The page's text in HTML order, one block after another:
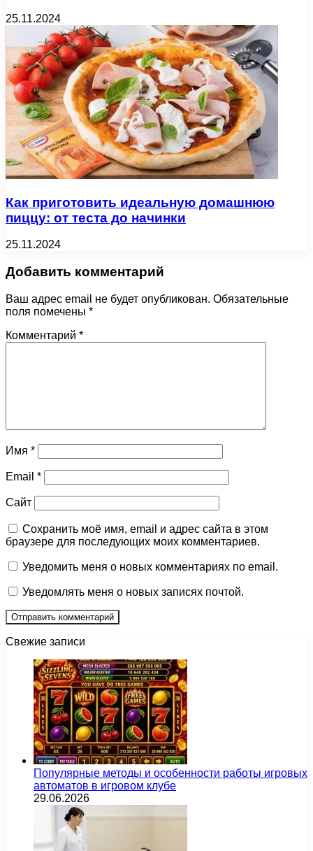
25.11.2024
Как приготовить идеальную домашнюю
пиццу: от теста до начинки
25.11.2024
Добавить комментарий
Ваш адрес email не будет опубликован. Обязательные
поля помечены *
Комментарий *
Имя *
Email *
Сайт
Сохранить моё имя, email и адрес сайта в этом
браузере для последующих моих комментариев.
Уведомить меня о новых комментариях по email.
Уведомлять меня о новых записях почтой.
Свежие записи
Популярные методы и особенности работы игровых
автоматов в игровом клубе
29.06.2026